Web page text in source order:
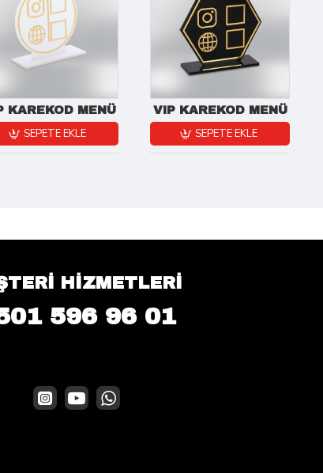
KAREKOD MENÜ
SEPETE EKLE
VIP KAREKOD MENÜ
SEPETE EKLE
HİZMETLERİ
596 96 01